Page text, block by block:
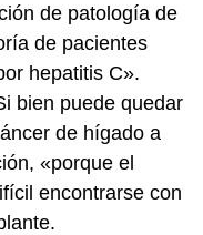
de patología de
de pacientes
hepatitis C».
bien puede quedar
de hígado a
«porque el
encontrarse con